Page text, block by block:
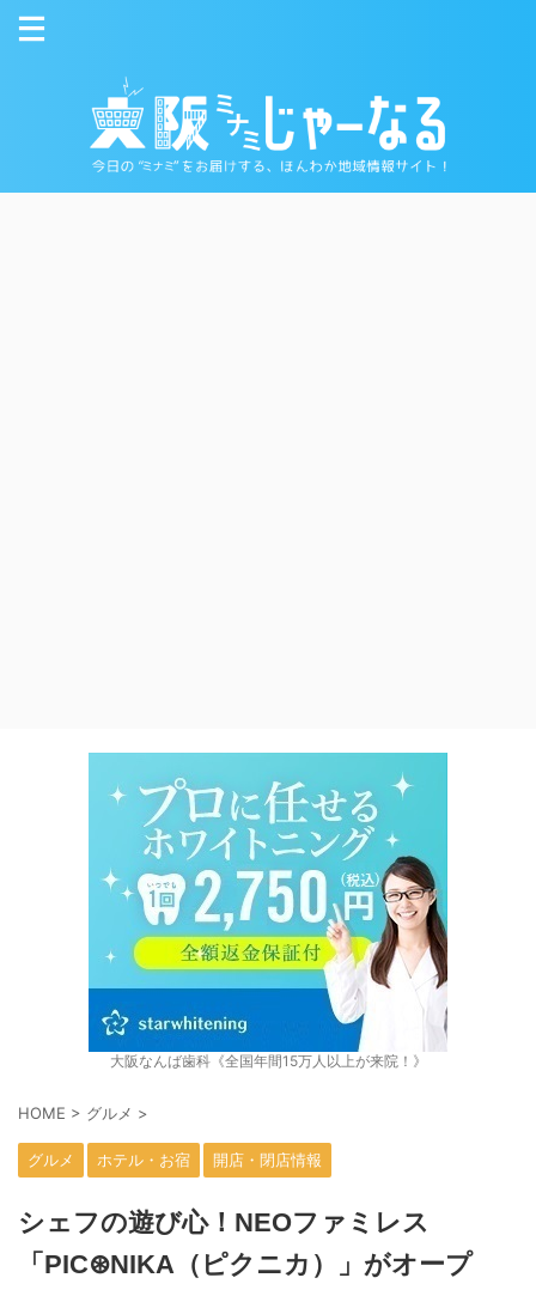
大阪なんば歯科《全国年間15万人以上が来院！》
HOME > グルメ >
グルメ ホテル・お宿 開店・閉店情報
シェフの遊び心！NEOファミレス
「PIC⊛NIKA（ピクニカ）」がオープ